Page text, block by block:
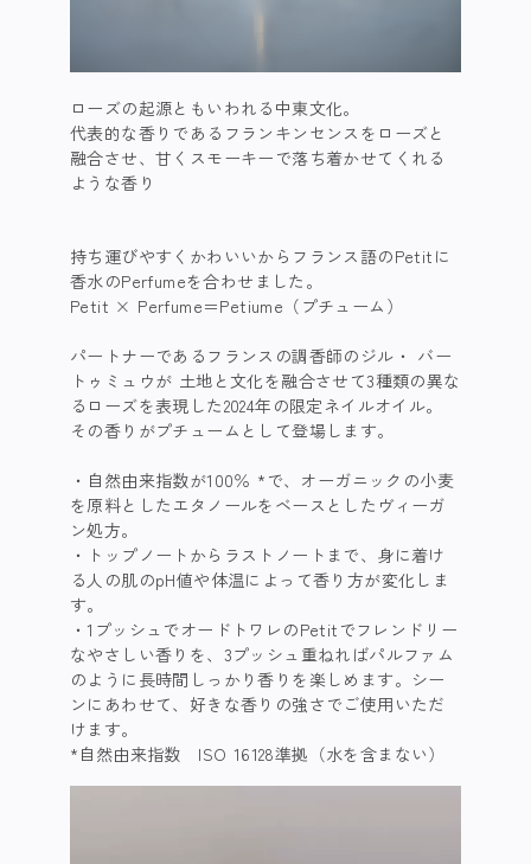
ローズの起源ともいわれる中東文化。
​ 代表的な香りであるフランキンセンスをローズと
融合させ、甘くスモーキーで落ち着かせてくれる
ような香り
持ち運びやすくかわいいからフランス語のPetitに
香水のPerfumeを合わせました。
​ Petit × Perfume＝Petiume（プチューム） ​
​パートナーであるフランスの調香師のジル・ バー
トゥミュウが 土地と文化を融合させて3種類の異な
るローズを表現した2024年の限定ネイルオイル。
その香りがプチュームとして登場します。 ​
自然由来指数が100％ *で、オーガニックの小麦
を原料としたエタノールをベースとしたヴィーガ
ン処方。​
トップノートからラストノートまで、身に着け
る人の肌のpH値や体温によって香り方が変化しま
す。 ​
1プッシュでオードトワレのPetitでフレンドリー
なやさしい香りを、3プッシュ重ねればパルファム
のように長時間しっかり香りを楽しめます。シー
ンにあわせて、好きな香りの強さでご使用いただ
けます。​
*自然由来指数 ISO 16128準拠（水を含まない） ​